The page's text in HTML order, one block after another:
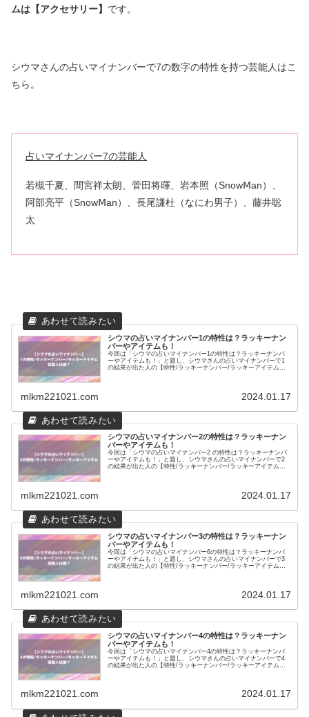
ムは【アクセサリー】 です。
シウマさんの占いマイナンバーで7の数字の特性を持つ芸能人はこ
ちら。
占いマイナンバー7の芸能人
若槻千夏、間宮祥太朗、菅田将暉、岩本照（SnowⅯan）、
阿部亮平（SnowⅯan）、長尾謙杜（なにわ男子）、藤井聡
太
シウマの占いマイナンバー1の特性は？ラッキーナン
バーやアイテムも！
今回は「シウマの占いマイナンバー1の特性は？ラッキーナンバ
ーやアイテムも！」と題し、シウマさんの占いマイナンバーで1
の結果が出た人の【特性/ラッキーナンバー/ラッキーアイテム】
mlkm221021.com 2024.01.17
シウマの占いマイナンバー2の特性は？ラッキーナン
バーやアイテムも！
今回は「シウマの占いマイナンバー2 の特性は？ラッキーナンバ
ーやアイテムも！」と題し、シウマさんの占いマイナンバーで2
の結果が出た人の【特性/ラッキーナンバー/ラッキーアイテム】
mlkm221021.com 2024.01.17
シウマの占いマイナンバー3の特性は？ラッキーナン
バーやアイテムも！
今回は「シウマの占いマイナンバー6の特性は？ラッキーナンバ
ーやアイテムも！」と題し、シウマさんの占いマイナンバーで3
の結果が出た人の【特性/ラッキーナンバー/ラッキーアイテム】
mlkm221021.com 2024.01.17
シウマの占いマイナンバー4の特性は？ラッキーナン
バーやアイテムも！
今回は「シウマの占いマイナンバー4の特性は？ラッキーナンバ
ーやアイテムも！」と題し、シウマさんの占いマイナンバーで4
の結果が出た人の【特性/ラッキーナンバー/ラッキーアイテム】
mlkm221021.com 2024.01.17